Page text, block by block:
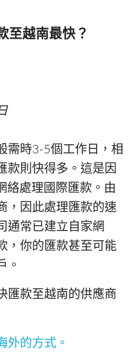
至越南最快？
需時3-5個工作日，相
款則快得多。這是因
絡處理國際匯款。由
，因此處理匯款的速
通常已建立自家網
，你的匯款甚至可能
。
匯款至越南的供應商
外的方式。